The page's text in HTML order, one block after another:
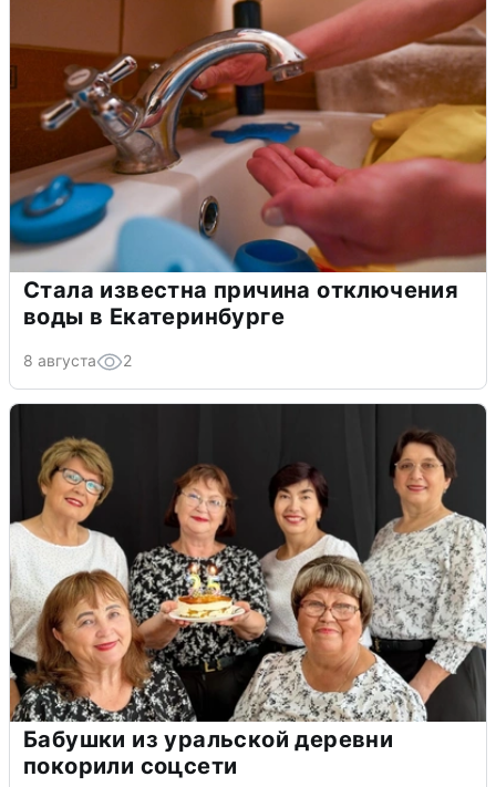
Стала известна причина отключения
воды в Екатеринбурге
8 августа 2
Бабушки из уральской деревни
покорили соцсети